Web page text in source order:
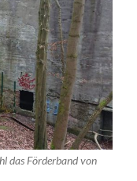
das Förderband von